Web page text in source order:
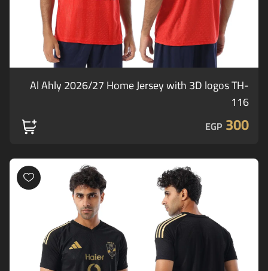
Al Ahly 2026/27 Home Jersey with 3D logos TH-
116
300
EGP